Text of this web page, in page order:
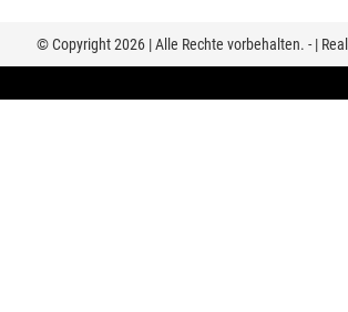
© Copyright 2026 | Alle Rechte vorbehalten. - |